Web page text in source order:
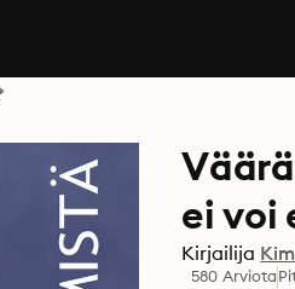
ei voi
Kirjailija
580 Arviota